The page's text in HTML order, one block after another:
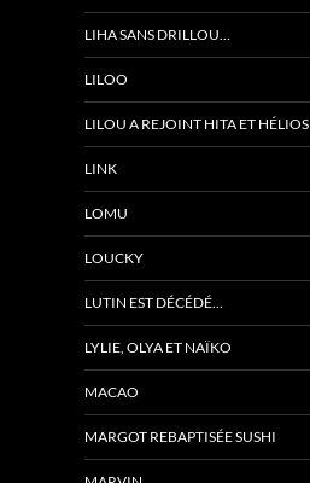
LIHA SANS DRILLOU…
LILOO
LILOU A REJOINT HITA ET HÉLIOS
LINK
LOMU
LOUCKY
LUTIN EST DÉCÉDÉ…
LYLIE, OLYA ET NAÏKO
MACAO
MARGOT REBAPTISÉE SUSHI